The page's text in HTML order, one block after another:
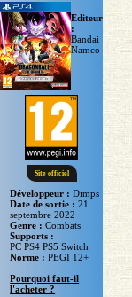
Site officiel
Editeur
:
Bandai
Namco
Développeur :Dimps
Date de sortie :21
septembre 2022
Genre :Combats
Supports :
PC PS4 PS5 Switch
Norme :PEGI 12+
Pourquoi faut-il
l'acheter ?